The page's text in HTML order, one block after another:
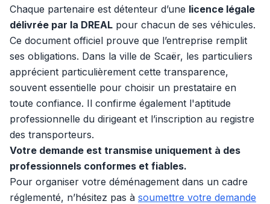
Chaque partenaire est détenteur d’une licence légale
délivrée par la DREAL pour chacun de ses véhicules.
Ce document officiel prouve que l’entreprise remplit
ses obligations. Dans la ville de Scaër, les particuliers
apprécient particulièrement cette transparence,
souvent essentielle pour choisir un prestataire en
toute confiance. Il confirme également l'aptitude
professionnelle du dirigeant et l’inscription au registre
des transporteurs.
Votre demande est transmise uniquement à des
professionnels conformes et fiables.
Pour organiser votre déménagement dans un cadre
réglementé, n’hésitez pas à soumettre votre demande